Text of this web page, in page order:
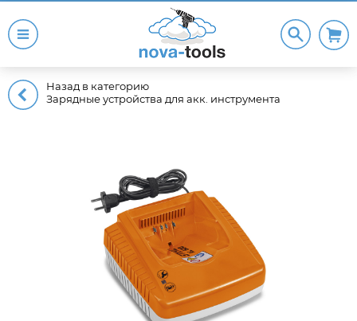
Назад в категорию
Зарядные устройства для акк. инструмента